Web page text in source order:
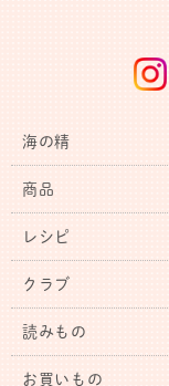
海の精
商品
レシピ
クラブ
読みもの
お買いもの